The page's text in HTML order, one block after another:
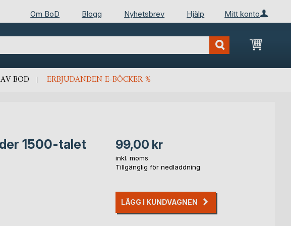
Mitt konto
Om BoD Blogg Nyhetsbrev Hjälp
Min
BOD ERBJUDANDEN E-BÖCKER %
1500-talet 99,00 kr
inkl. moms
Tillgänglig för nedladdning
LÄGG I KUNDVAGNEN